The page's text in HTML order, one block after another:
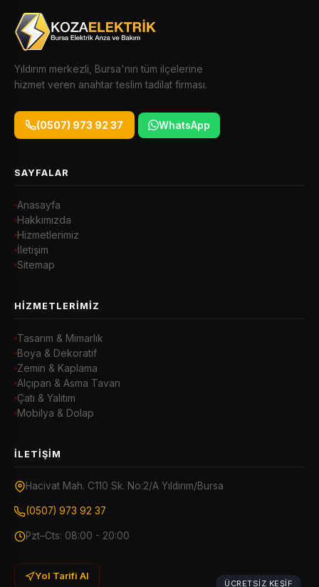
Yıldırım merkezli, Bursa'nın tüm ilçelerine
hizmet veren anahtar teslim tadilat firması.
(0507) 973 92 37 WhatsApp
SAYFALAR
Anasayfa
Hakkımızda
Hizmetlerimiz
İletişim
Sitemap
HIZMETLERIMIZ
Tasarım & Mimarlık
Boya & Dekoratif
Zemin & Kaplama
Alçıpan & Asma Tavan
Çatı & Yalıtım
Mobilya & Dolap
İLETIŞIM
Hacivat Mah. C110 Sk. No:2/A Yıldırım/Bursa
(0507) 973 92 37
Pzt–Cts: 08:00 - 20:00
Yol Tarifi Al
ÜCRETSIZ KEŞIF